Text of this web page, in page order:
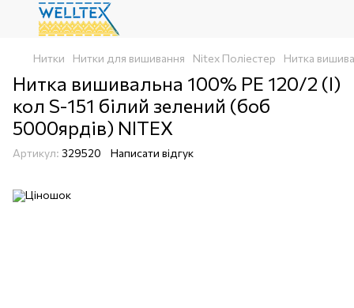
Нитки Нитки для вишивання Nitex Поліестер Нитка
Нитка вишивальна 100% РЕ 120/2 (I)
кол S-151 білий зелений (боб
5000ярдів) NITEX
Артикул: 329520 Написати відгук